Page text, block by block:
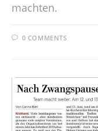
machten.
0 COMMENTS